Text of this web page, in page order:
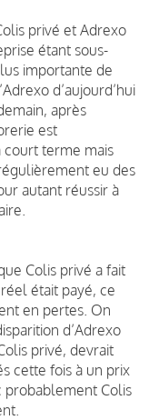
privé et Adrexo
étant sous-
importante de
d’aujourd’hui
après
est
court terme mais
eu des
autant réussir à
Colis privé a fait
était payé, ce
en pertes. On
d’Adrexo
privé, devrait
cette fois à un prix
probablement Colis